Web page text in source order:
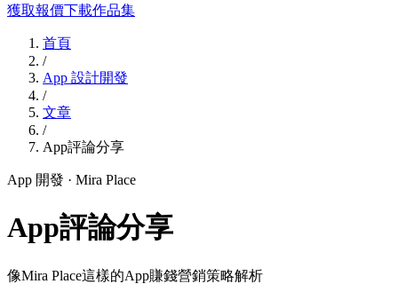
獲取報價下載作品集
首頁
/
App 設計開發
/
文章
/
App評論分享
App 開發 · Mira Place
App評論分享
像Mira Place這樣的App賺錢營銷策略解析